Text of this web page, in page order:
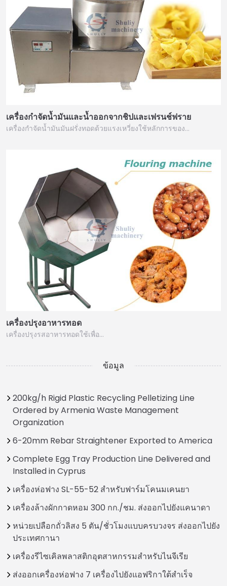
เครื่องกำจัดน้ำมันและน้ำออกจากชิปและเฟรนช์ฟราย
เครื่องกำจัดน้ำมันมันฝรั่งทอดด้วยแรงเหวี่ยงใช้หลักการของ…
เครื่องปรุงอาหารทอด
เครื่องปรุงรสอาหารทอดใช้เพื่อ…
ข้อมูล
200kg/h Rigid Plastic Recycling Pelletizing Line
Ordered by Armenia Waste Management
Organization
6-20mm Rebar Straightener Exported to America
Complete Egg Tray Production Line Delivered and
Installed in Cyprus
เครื่องห่อฟาง SL-55-52 สำหรับฟาร์มโคนมเคนยา
เครื่องล้างผักกาดหอม 300 กก./ชม. ส่งออกไปยังแคนาดา
หน่วยเปลือกถั่วลิสง 5 ตัน/ชั่วโมงแบบครบวงจร ส่งออกไปยัง
ประเทศกานา
เครื่องรีไซเคิลพลาสติกอุตสาหกรรมสำหรับไนจีเรีย
ส่งออกเครื่องห่อฟาง 7 เครื่องไปยังแอฟริกาใต้สำเร็จ